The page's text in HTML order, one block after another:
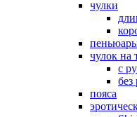
чулки
чулок на
с
без
пояса